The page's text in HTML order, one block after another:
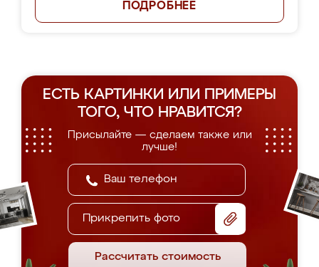
ПОДРОБНЕЕ
ЕСТЬ КАРТИНКИ ИЛИ ПРИМЕРЫ
ТОГО, ЧТО НРАВИТСЯ?
Присылайте — сделаем также или
лучше!
Прикрепить фото
Рассчитать стоимость